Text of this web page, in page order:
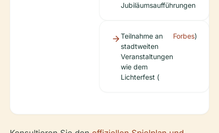
Jubiläumsaufführungen
Teilnahme an
stadtweiten
Veranstaltungen
wie dem
Lichterfest (
Forbes)